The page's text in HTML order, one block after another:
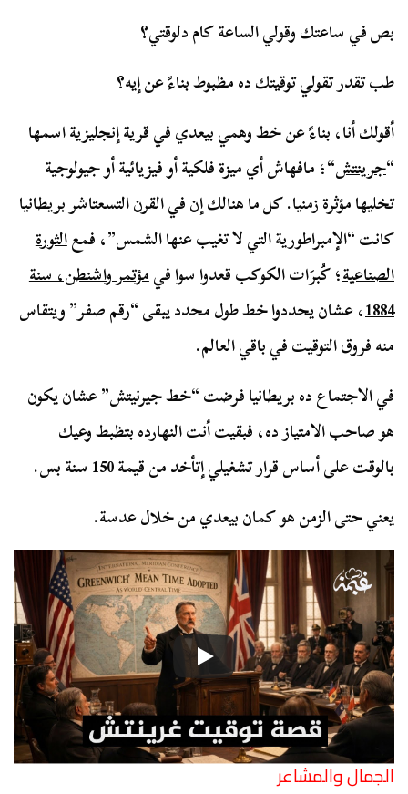
بص في ساعتك وقولي الساعة كام دلوقتي؟
طب تقدر تقولي توقيتك ده مظبوط بناءً عن إيه؟
أقولك أنا، بناءً عن خط وهمي بيعدي في قرية إنجليزية اسمها
“جرينتش“؛ مافهاش أي ميزة فلكية أو فيزيائية أو جيولوجية
تخليها مؤثرة زمنيا. كل ما هنالك إن في القرن التسعتاشر بريطانيا
كانت “الإمبراطورية التي لا تغيب عنها الشمس”، فمعالثورة
الصناعية؛ كُبرَات الكوكب قعدوا سوا فيمؤتمر واشنطن، سنة
1884، عشان يحددوا خط طول محدد يبقى “رقم صفر” ويتقاس
منه فروق التوقيت في باقي العالم.
في الاجتماع ده بريطانيا فرضت “خط جيرنيتش” عشان يكون
هو صاحب الامتياز ده، فبقيت أنت النهارده بتظبط وعيك
بالوقت على أساس قرار تشغيلي إتأخد من قيمة 150 سنة بس.
يعني حتى الزمن هو كمان بيعدي من خلال عدسة.
الجمال والمشاعر